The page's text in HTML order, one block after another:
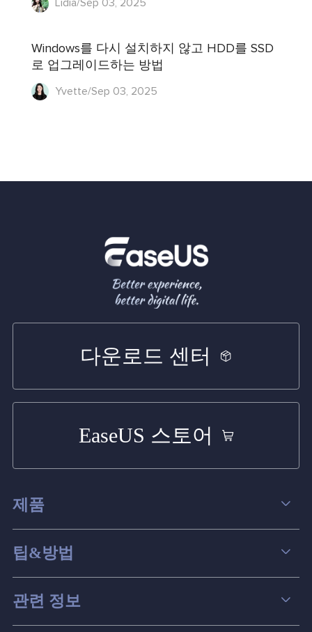
Lidia/Sep 03, 2025
Windows를 다시 설치하지 않고 HDD를 SSD
로 업그레이드하는 방법
Yvette/Sep 03, 2025
다운로드 센터
EaseUS 스토어
제품
데이터 복구
파티션 관리
스크린 레코더
팁&방법
컴퓨터 데이터 복구 팁
맥 데이터 복구 팁
관련 정보